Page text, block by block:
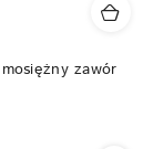
zawór